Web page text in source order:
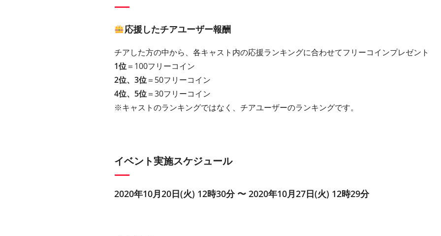
応援したチアユーザー報酬
チアした方の中から、各キャスト内の応援ランキングに合わせてフリーコインプレゼント
1位＝100フリーコイン
2位、3位＝50フリーコイン
4位、5位＝30フリーコイン
※キャストのランキングではなく、チアユーザーのランキングです。
イベント実施スケジュール
2020年10月20日(火) 12時30分 〜 2020年10月27日(火) 12時29分